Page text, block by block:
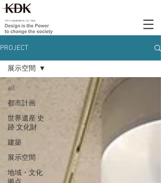
PROJECT
all
都市計画
世界遺産 史
跡 文化財
建築
展示空間
地域・文化
展示空間